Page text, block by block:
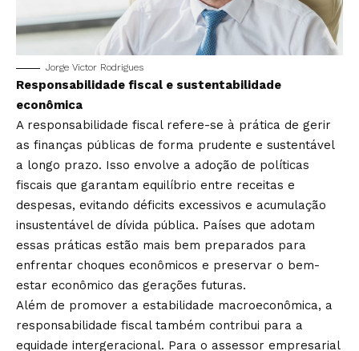
Jorge Victor Rodrigues
Responsabilidade fiscal e sustentabilidade
econômica
A responsabilidade fiscal refere-se à prática de gerir
as finanças públicas de forma prudente e sustentável
a longo prazo. Isso envolve a adoção de políticas
fiscais que garantam equilíbrio entre receitas e
despesas, evitando déficits excessivos e acumulação
insustentável de dívida pública. Países que adotam
essas práticas estão mais bem preparados para
enfrentar choques econômicos e preservar o bem-
estar econômico das gerações futuras.
Além de promover a estabilidade macroeconômica, a
responsabilidade fiscal também contribui para a
equidade intergeracional. Para o assessor empresarial